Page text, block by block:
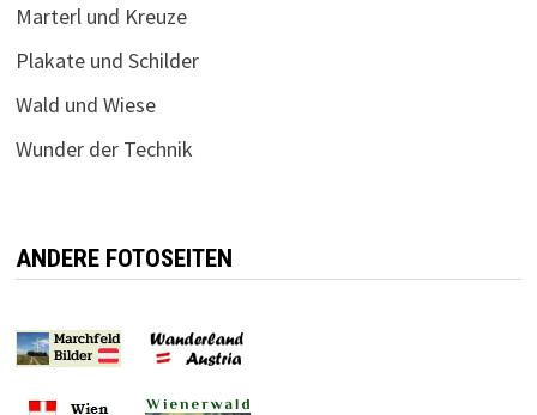
Marterl und Kreuze
Plakate und Schilder
Wald und Wiese
Wunder der Technik
ANDERE FOTOSEITEN